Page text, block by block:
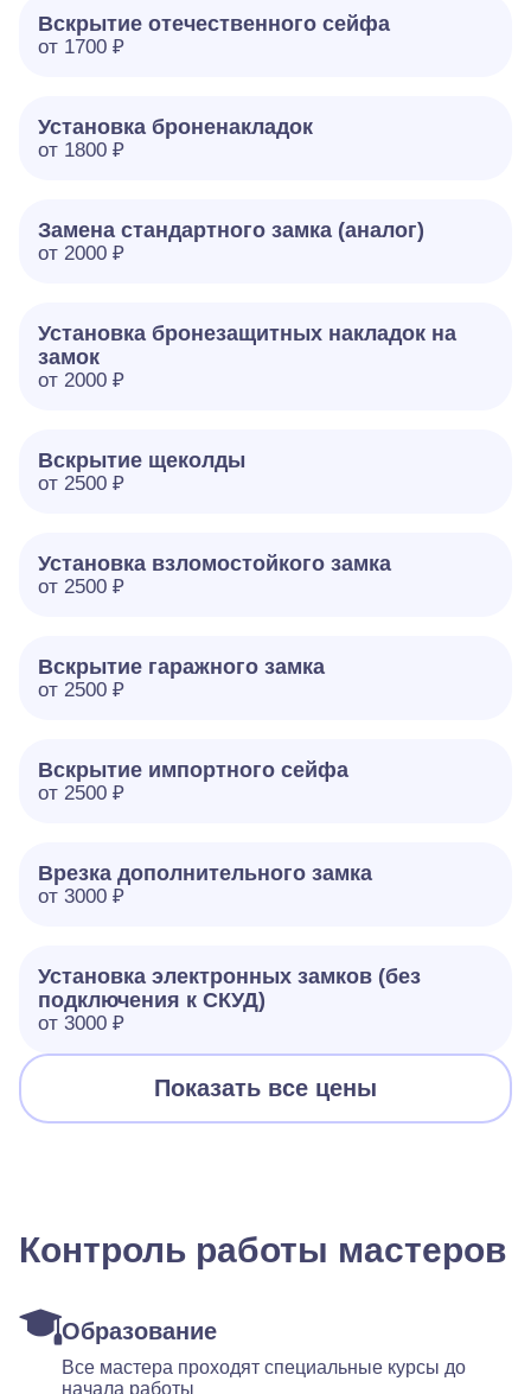
Вскрытие отечественного сейфа
от 1700 ₽
Установка броненакладок
от 1800 ₽
Замена стандартного замка (аналог)
от 2000 ₽
Установка бронезащитных накладок на
замок
от 2000 ₽
Вскрытие щеколды
от 2500 ₽
Установка взломостойкого замка
от 2500 ₽
Вскрытие гаражного замка
от 2500 ₽
Вскрытие импортного сейфа
от 2500 ₽
Врезка дополнительного замка
от 3000 ₽
Установка электронных замков (без
подключения к СКУД)
от 3000 ₽
Показать все цены
Контроль работы мастеров
Образование
Все мастера проходят специальные курсы до
начала работы